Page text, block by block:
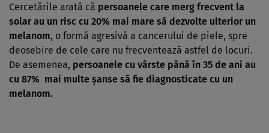
Cercetările arată că persoanele care merg frecvent la
solar au un risc cu 20% mai mare să dezvolte ulterior un
melanom, o formă agresivă a cancerului de piele, spre
deosebire de cele care nu frecventează astfel de locuri.
De asemenea, persoanele cu vârste până în 35 de ani au
cu 87% mai multe şanse să fie diagnosticate cu un
melanom.